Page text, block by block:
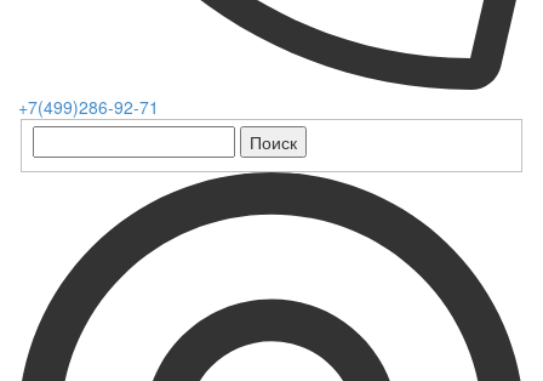
+7(499)286-92-71